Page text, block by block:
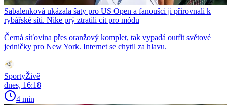
Sabalenková ukázala šaty pro US Open a fanoušci ji přirovnali k
rybářské síti. Nike prý ztratili cit pro módu
Černá síťovina přes oranžový komplet, tak vypadá outfit světové
jedničky pro New York. Internet se chytil za hlavu.
SportyŽivě
dnes, 16:18
4 min